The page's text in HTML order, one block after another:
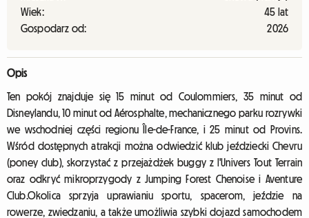
Wiek:
45 lat
Gospodarz od:
2026
Opis
Ten pokój znajduje się 15 minut od Coulommiers, 35 minut od
Disneylandu, 10 minut od Aérosphalte, mechanicznego parku rozrywki
we wschodniej części regionu Île-de-France, i 25 minut od Provins.
Wśród dostępnych atrakcji można odwiedzić klub jeździecki Chevru
(poney club), skorzystać z przejażdżek buggy z l'Univers Tout Terrain
oraz odkryć mikroprzygody z Jumping Forest Chenoise i Aventure
Club.Okolica sprzyja uprawianiu sportu, spacerom, jeździe na
rowerze, zwiedzaniu, a także umożliwia szybki dojazd samochodem